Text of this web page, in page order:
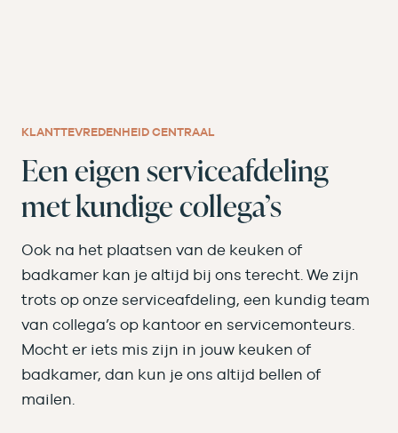
KLANTTEVREDENHEID CENTRAAL
Een eigen serviceafdeling
met kundige collega’s
Ook na het plaatsen van de keuken of
badkamer kan je altijd bij ons terecht. We zijn
trots op onze serviceafdeling, een kundig team
van collega’s op kantoor en servicemonteurs.
Mocht er iets mis zijn in jouw keuken of
badkamer, dan kun je ons altijd bellen of
mailen.